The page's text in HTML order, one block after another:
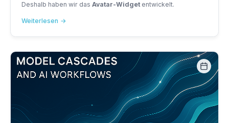
Deshalb haben wir das Avatar-Widgetentwickelt.
Weiterlesen